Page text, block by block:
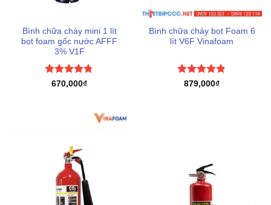
Bình chữa cháy mini 1 lít
bọt foam gốc nước AFFF
3% V1F
Được xếp
670,000₫
Bình chữa cháy bọt Foam 6
lít V6F Vinafoam
Được xếp
879,000₫